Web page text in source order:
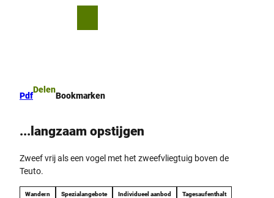
Pdf
Delen
Bookmarken
...langzaam opstijgen
Zweef vrij als een vogel met het zweefvliegtuig boven de
Teuto.
Wandern Spezialangebote Individueel aanbod Tagesaufenthalt